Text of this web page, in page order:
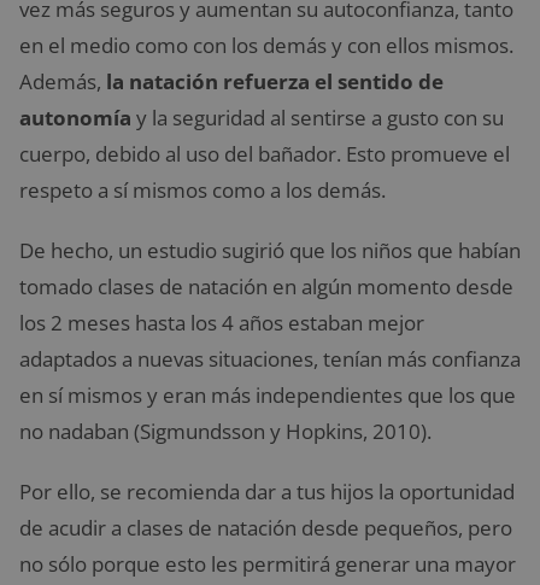
vez más seguros y aumentan su autoconfianza, tanto
en el medio como con los demás y con ellos mismos.
Además, la natación refuerza el sentido de
autonomía y la seguridad al sentirse a gusto con su
cuerpo, debido al uso del bañador. Esto promueve el
respeto a sí mismos como a los demás.
De hecho, un estudio sugirió que los niños que habían
tomado clases de natación en algún momento desde
los 2 meses hasta los 4 años estaban mejor
adaptados a nuevas situaciones, tenían más confianza
en sí mismos y eran más independientes que los que
no nadaban (Sigmundsson y Hopkins, 2010).
Por ello, se recomienda dar a tus hijos la oportunidad
de acudir a clases de natación desde pequeños, pero
no sólo porque esto les permitirá generar una mayor